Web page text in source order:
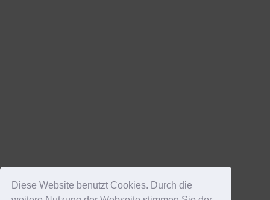
Diese Website benutzt Cookies. Durch die